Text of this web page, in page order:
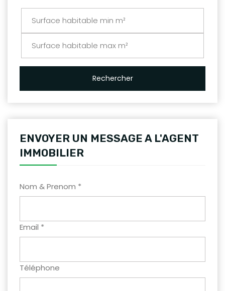
Rechercher
ENVOYER UN MESSAGE A L'AGENT
IMMOBILIER
Nom & Prenom *
Email *
Téléphone